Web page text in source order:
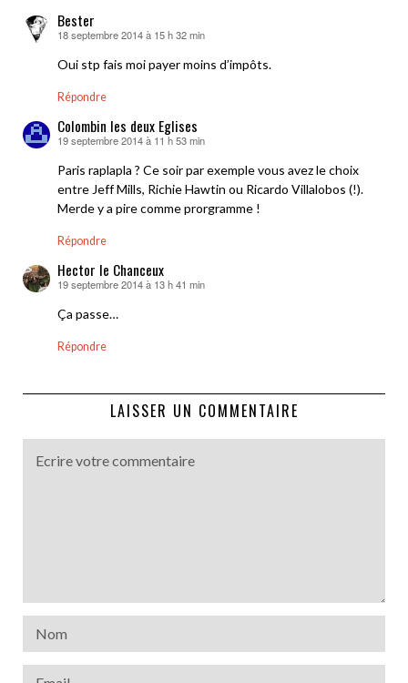
Bester
dit :
18 septembre 2014 à 15 h 32 min
Oui stp fais moi payer moins d’impôts.
Répondre
Colombin les deux Eglises
dit :
19 septembre 2014 à 11 h 53 min
Paris raplapla ? Ce soir par exemple vous avez le choix
entre Jeff Mills, Richie Hawtin ou Ricardo Villalobos (!).
Merde y a pire comme prorgramme !
Répondre
Hector le Chanceux
dit :
19 septembre 2014 à 13 h 41 min
Ça passe…
Répondre
LAISSER UN COMMENTAIRE